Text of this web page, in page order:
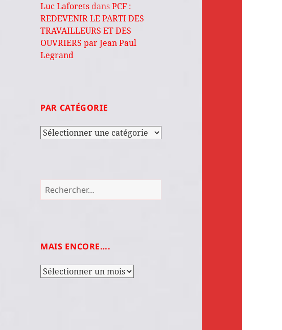
Luc Laforets dansPCF :
REDEVENIR LE PARTI DES
TRAVAILLEURS ET DES
OUVRIERS par Jean Paul
Legrand
PAR CATÉGORIE
Par
Rechercher :
MAIS ENCORE….
Mais